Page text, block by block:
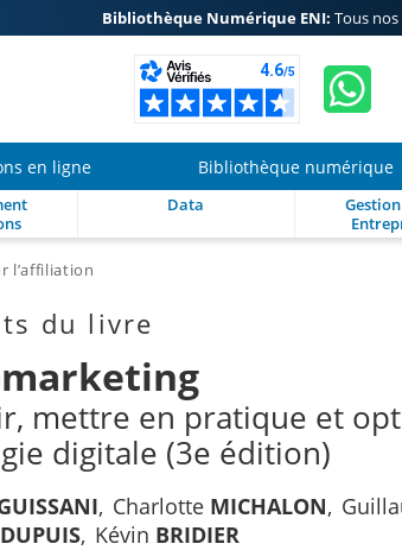
Bibliothèque Numérique ENI: Tous
en ligne Bibliothèque numérique
Data
l’affiliation
du livre
mettre en pratique et
digitale (3e édition)
Charlotte MICHALON
DUPUIS Kévin BRIDIER